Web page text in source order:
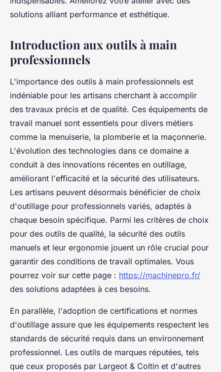
solutions alliant performance et esthétique.
Introduction aux outils à main
professionnels
L'importance des outils à main professionnels est
indéniable pour les artisans cherchant à accomplir
des travaux précis et de qualité. Ces équipements de
travail manuel sont essentiels pour divers métiers
comme la menuiserie, la plomberie et la maçonnerie.
L'évolution des technologies dans ce domaine a
conduit à des innovations récentes en outillage,
améliorant l'efficacité et la sécurité des utilisateurs.
Les artisans peuvent désormais bénéficier de choix
d'outillage pour professionnels variés, adaptés à
chaque besoin spécifique. Parmi les critères de choix
pour des outils de qualité, la sécurité des outils
manuels et leur ergonomie jouent un rôle crucial pour
garantir des conditions de travail optimales. Vous
pourrez voir sur cette page : https://machinepro.fr/
des solutions adaptées à ces besoins.
En parallèle, l'adoption de certifications et normes
d'outillage assure que les équipements respectent les
standards de sécurité requis dans un environnement
professionnel. Les outils de marques réputées, tels
que ceux proposés par Largeot & Coltin et d'autres